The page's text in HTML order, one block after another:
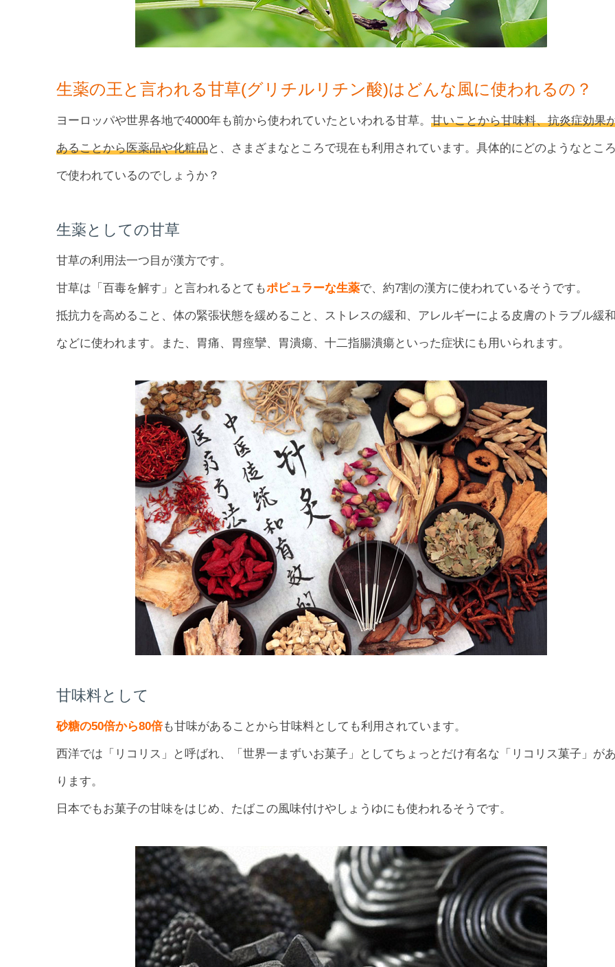
生薬の王と言われる甘草(グリチルリチン酸)はどんな風に使われるの？
ヨーロッパや世界各地で4000年も前から使われていたといわれる甘草。 甘いことから甘味料、抗炎症効果
あることから医薬品や化粧品と、さまざまなところで現在も利用されています。具体的にどのようなところ
で使われているのでしょうか？
生薬としての甘草
甘草の利用法一つ目が漢方です。
甘草は「百毒を解す」と言われるとてもポピュラーな生薬で、約7割の漢方に使われているそうです。
抵抗力を高めること、体の緊張状態を緩めること、ストレスの緩和、アレルギーによる皮膚のトラブル緩和
などに使われます。また、胃痛、胃痙攣、胃潰瘍、十二指腸潰瘍といった症状にも用いられます。
甘味料として
砂糖の50倍から80倍も甘味があることから甘味料としても利用されています。
西洋では「リコリス」と呼ばれ、「世界一まずいお菓子」としてちょっとだけ有名な「リコリス菓子」があ
ります。
日本でもお菓子の甘味をはじめ、たばこの風味付けやしょうゆにも使われるそうです。